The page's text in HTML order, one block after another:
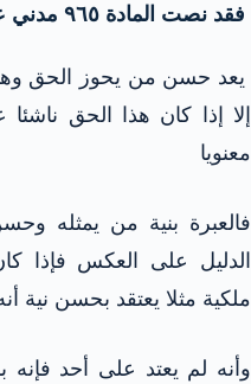
فقد نصت المادة ٩٦٥ مدني على أنه :
يعد حسن من يحوز الحق
إلا إذا كان هذا الحق
معنويا
فالعبرة بنية من يمثله
الدليل على العكس فإذا
ملكية مثلا يعتقد بحسن نية
وأنه لم يعتد على أحد فإنه